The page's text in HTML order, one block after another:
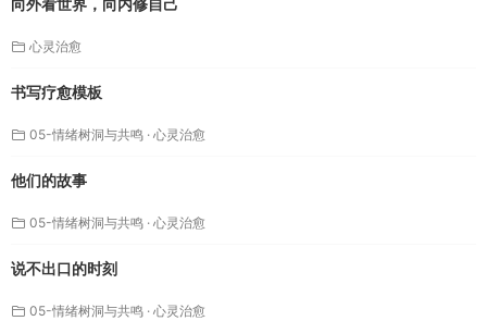
等同于”被群体排斥”，所以反应特
别强烈。
⚡ 第一件事（现在立刻做）：
向外看世界，向内修自己
心灵治愈
书写疗愈模板
05-情绪树洞与共鸣 · 心灵治愈
他们的故事
05-情绪树洞与共鸣 · 心灵治愈
说不出口的时刻
05-情绪树洞与共鸣 · 心灵治愈